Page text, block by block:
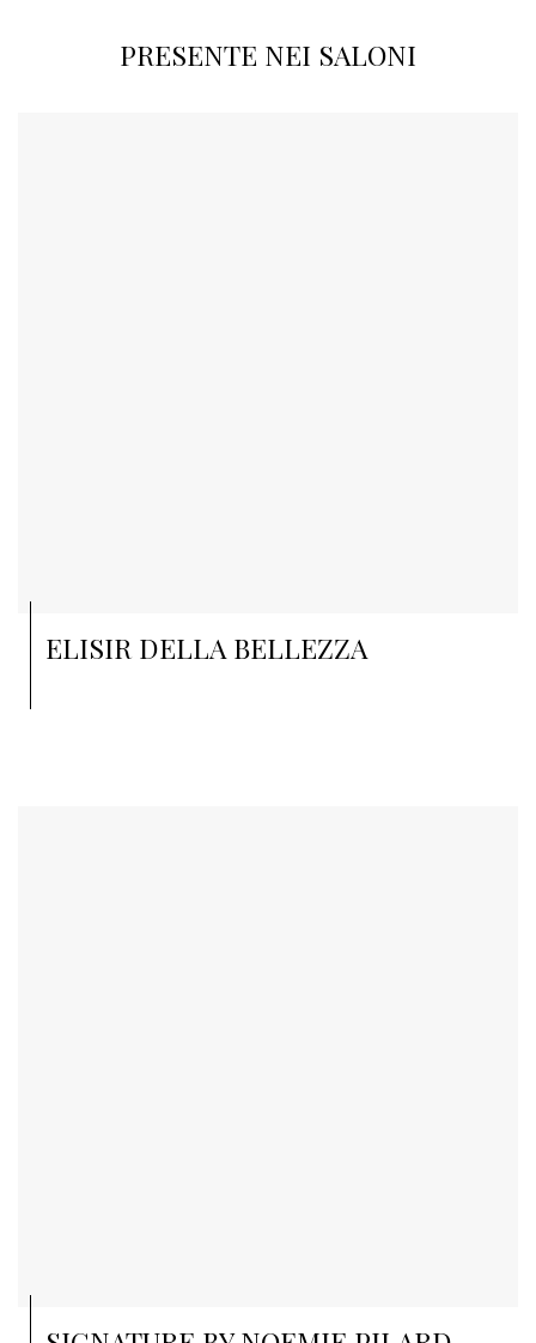
PRESENTE NEI SALONI
ELISIR DELLA BELLEZZA